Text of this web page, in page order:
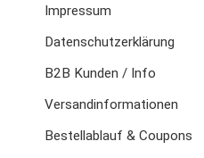
Impressum
Datenschutzerklärung
B2B Kunden / Info
Versandinformationen
Bestellablauf & Coupons